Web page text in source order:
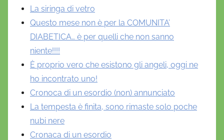
La siringa di vetro
Questo mese non è per la COMUNITA’
DIABETICA… è per quelli che non sanno
niente!!!!
È proprio vero che esistono gli angeli, oggi ne
ho incontrato uno!
Cronoca di un esordio (non) annunciato
La tempesta è finita, sono rimaste solo poche
nubi nere
Cronaca di un esordio